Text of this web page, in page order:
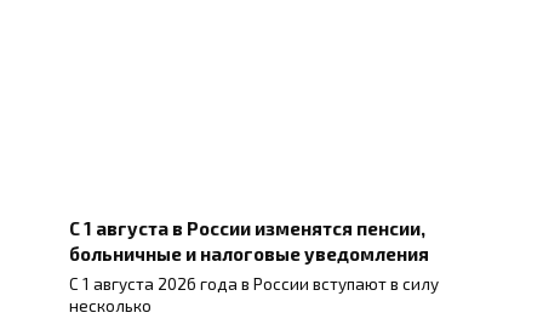
С 1 августа в России изменятся пенсии,
больничные и налоговые уведомления
С 1 августа 2026 года в России вступают в силу
несколько